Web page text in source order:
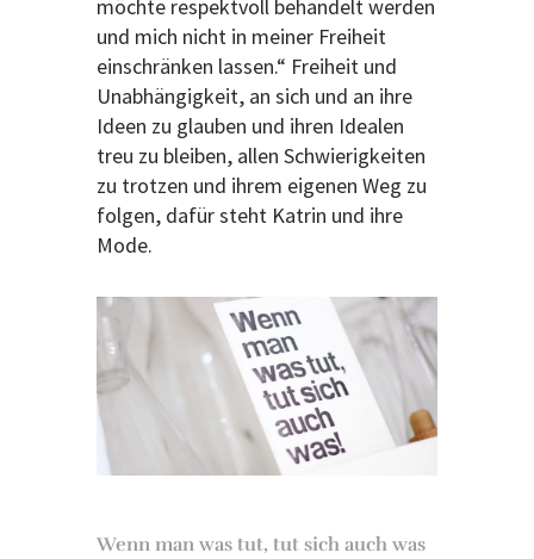
möchte respektvoll behandelt werden
und mich nicht in meiner Freiheit
einschränken lassen.“ Freiheit und
Unabhängigkeit, an sich und an ihre
Ideen zu glauben und ihren Idealen
treu zu bleiben, allen Schwierigkeiten
zu trotzen und ihrem eigenen Weg zu
folgen, dafür steht Katrin und ihre
Mode.
Wenn man was tut, tut sich auch was